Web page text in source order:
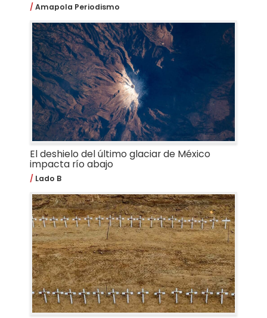
Amapola Periodismo
El deshielo del último glaciar de México
impacta río abajo
Lado B